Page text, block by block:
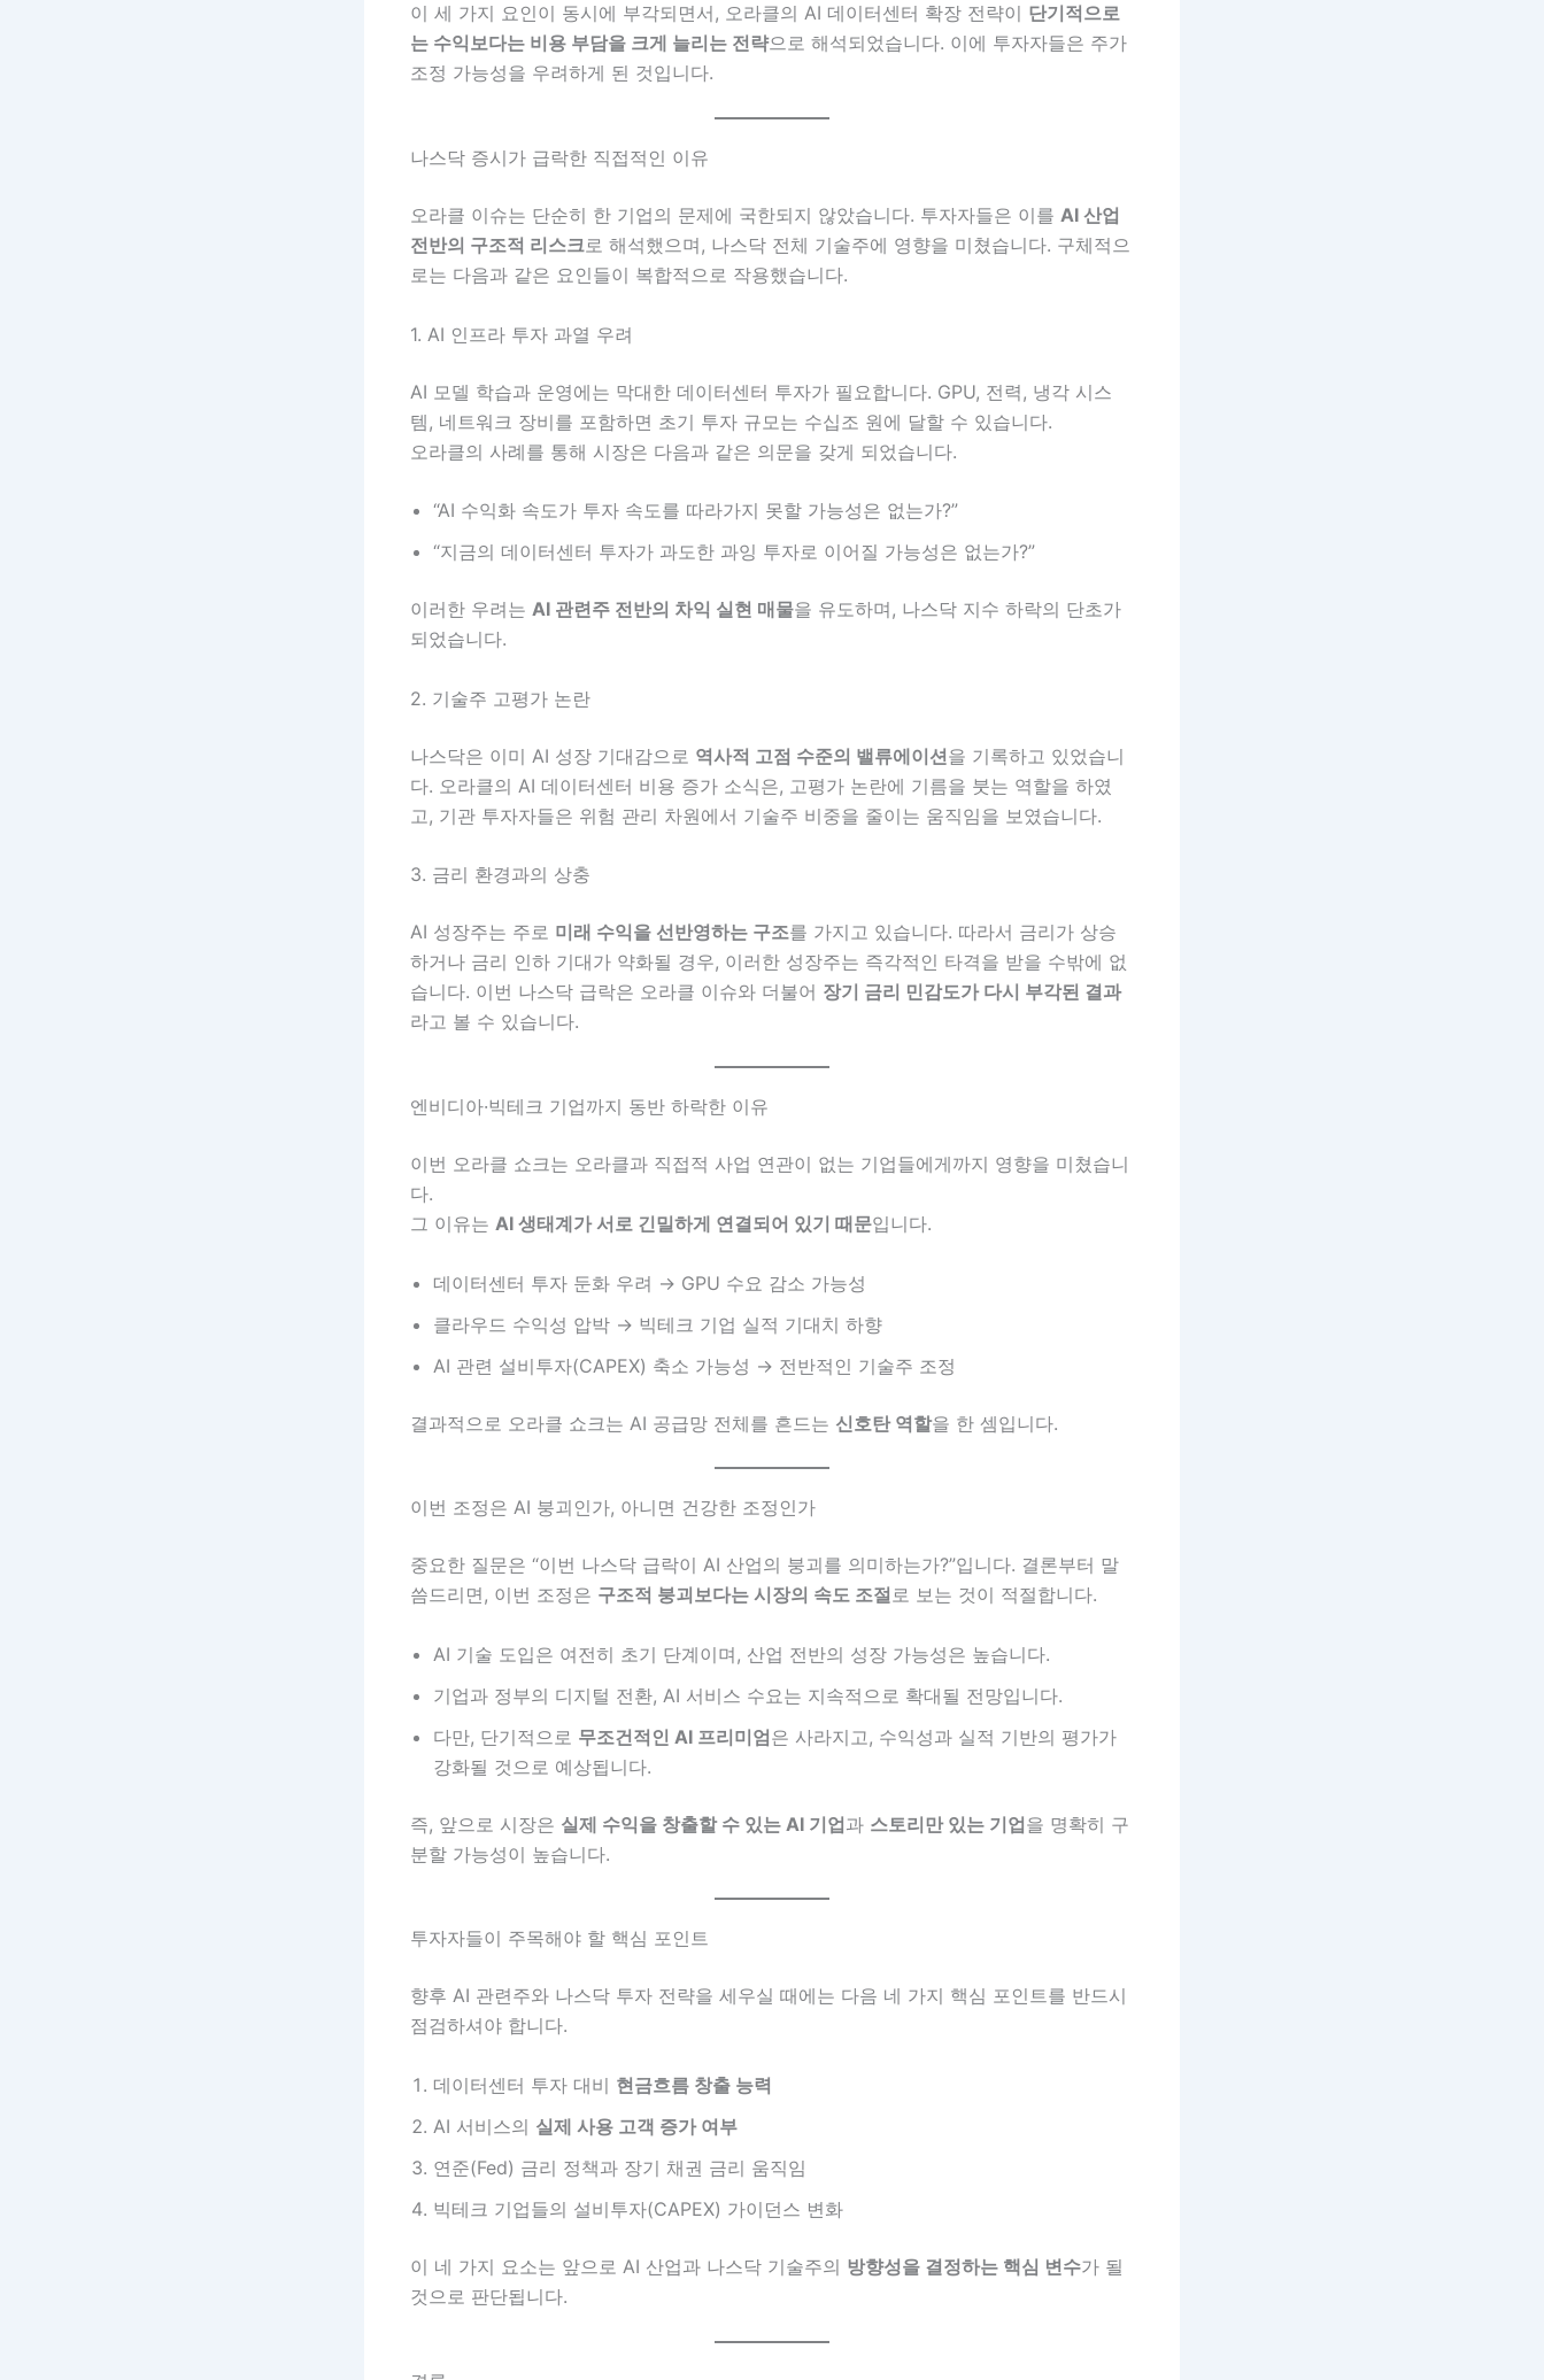
이 세 가지 요인이 동시에 부각되면서, 오라클의 AI 데이터센터 확장 전략이 단기적으로
는 수익보다는 비용 부담을 크게 늘리는 전략으로 해석되었습니다. 이에 투자자들은 주가
조정 가능성을 우려하게 된 것입니다.
나스닥 증시가 급락한 직접적인 이유
오라클 이슈는 단순히 한 기업의 문제에 국한되지 않았습니다. 투자자들은 이를 AI 산업
전반의 구조적 리스크로 해석했으며, 나스닥 전체 기술주에 영향을 미쳤습니다. 구체적으
로는 다음과 같은 요인들이 복합적으로 작용했습니다.
1. AI 인프라 투자 과열 우려
AI 모델 학습과 운영에는 막대한 데이터센터 투자가 필요합니다. GPU, 전력, 냉각 시스
템, 네트워크 장비를 포함하면 초기 투자 규모는 수십조 원에 달할 수 있습니다.
오라클의 사례를 통해 시장은 다음과 같은 의문을 갖게 되었습니다.
“AI 수익화 속도가 투자 속도를 따라가지 못할 가능성은 없는가?”
“지금의 데이터센터 투자가 과도한 과잉 투자로 이어질 가능성은 없는가?”
이러한 우려는 AI 관련주 전반의 차익 실현 매물을 유도하며, 나스닥 지수 하락의 단초가
되었습니다.
2. 기술주 고평가 논란
나스닥은 이미 AI 성장 기대감으로 역사적 고점 수준의 밸류에이션을 기록하고 있었습니
다. 오라클의 AI 데이터센터 비용 증가 소식은, 고평가 논란에 기름을 붓는 역할을 하였
고, 기관 투자자들은 위험 관리 차원에서 기술주 비중을 줄이는 움직임을 보였습니다.
3. 금리 환경과의 상충
AI 성장주는 주로 미래 수익을 선반영하는 구조를 가지고 있습니다. 따라서 금리가 상승
하거나 금리 인하 기대가 약화될 경우, 이러한 성장주는 즉각적인 타격을 받을 수밖에 없
습니다. 이번 나스닥 급락은 오라클 이슈와 더불어 장기 금리 민감도가 다시 부각된 결과
라고 볼 수 있습니다.
엔비디아·빅테크 기업까지 동반 하락한 이유
이번 오라클 쇼크는 오라클과 직접적 사업 연관이 없는 기업들에게까지 영향을 미쳤습니
다.
그 이유는 AI 생태계가 서로 긴밀하게 연결되어 있기 때문입니다.
데이터센터 투자 둔화 우려 → GPU 수요 감소 가능성
클라우드 수익성 압박 → 빅테크 기업 실적 기대치 하향
AI 관련 설비투자(CAPEX) 축소 가능성 → 전반적인 기술주 조정
결과적으로 오라클 쇼크는 AI 공급망 전체를 흔드는 신호탄 역할을 한 셈입니다.
이번 조정은 AI 붕괴인가, 아니면 건강한 조정인가
중요한 질문은 “이번 나스닥 급락이 AI 산업의 붕괴를 의미하는가?”입니다. 결론부터 말
씀드리면, 이번 조정은 구조적 붕괴보다는 시장의 속도 조절로 보는 것이 적절합니다.
AI 기술 도입은 여전히 초기 단계이며, 산업 전반의 성장 가능성은 높습니다.
기업과 정부의 디지털 전환, AI 서비스 수요는 지속적으로 확대될 전망입니다.
다만, 단기적으로 무조건적인 AI 프리미엄은 사라지고, 수익성과 실적 기반의 평가가
강화될 것으로 예상됩니다.
즉, 앞으로 시장은 실제 수익을 창출할 수 있는 AI 기업과 스토리만 있는 기업을 명확히 구
분할 가능성이 높습니다.
투자자들이 주목해야 할 핵심 포인트
향후 AI 관련주와 나스닥 투자 전략을 세우실 때에는 다음 네 가지 핵심 포인트를 반드시
점검하셔야 합니다.
데이터센터 투자 대비 현금흐름 창출 능력
AI 서비스의 실제 사용 고객 증가 여부
연준(Fed) 금리 정책과 장기 채권 금리 움직임
빅테크 기업들의 설비투자(CAPEX) 가이던스 변화
이 네 가지 요소는 앞으로 AI 산업과 나스닥 기술주의 방향성을 결정하는 핵심 변수가 될
것으로 판단됩니다.